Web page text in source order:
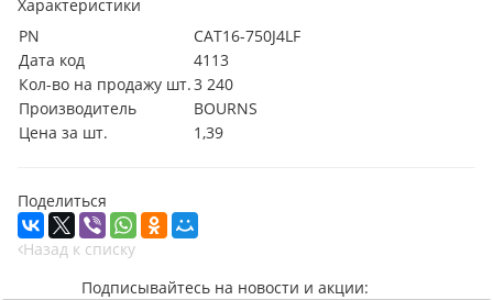
Характеристики
PN
CAT16-750J4LF
Дата код
4113
Кол-во на продажу шт.3 240
Производитель
BOURNS
Цена за шт.
1,39
Поделиться
Назад к списку
Подписывайтесь на новости и акции: